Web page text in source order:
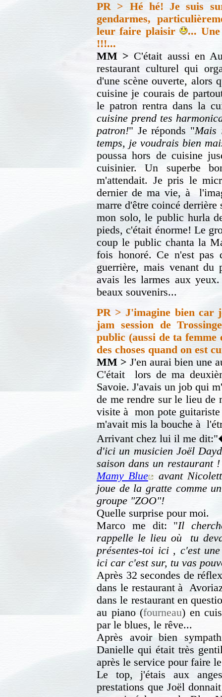
PR > Hé hé! Je suis
gendarmes,
leur faire plaisir
...
!!!...
MM > C'était aussi en
restaurant culturel qui
d'une scène ouverte, alors
cuisine je courais de
le patron rentra dans la
cuisine prend tes
patron!" Je réponds "Mais
temps, je voudrais bien
poussa hors de cuisine
cuisinier. Un superbe
m'attendait. Je pris le
dernier de ma vie, à
marre d'être coincé
mon solo, le public hurla
pieds, c'était énorme! Le
coup le public chanta la
fois honoré. Ce n'est pas
guerrière, mais venant
avais les larmes aux
beaux souvenirs...
PR > J'imagine bien car
jam session de
public (aussi de ta
des choses quand on est
MM > J'en aurai bien une
C'était lors de ma
Savoie. J'avais un job qui
de me rendre sur le lieu de
visite à mon pote
m'avait mis la bouche à
Arrivant chez lui il me
d'ici un musicien Joël
saison dans un restaurant
Mamy Blue
avant
joue de la gratte comme
groupe "ZOO"!
Quelle surprise pour moi.
Marco me dit: "Il
rappelle le lieu où tu
présentes-toi ici , c'est
ici car c'est sur, tu vas
Après 32 secondes de
dans le restaurant à
dans le restaurant en
au piano (fourneau) en
par le blues, le rêve...
Après avoir bien
Danielle qui était très
après le service pour faire
Le top, j'étais aux
prestations que Joël